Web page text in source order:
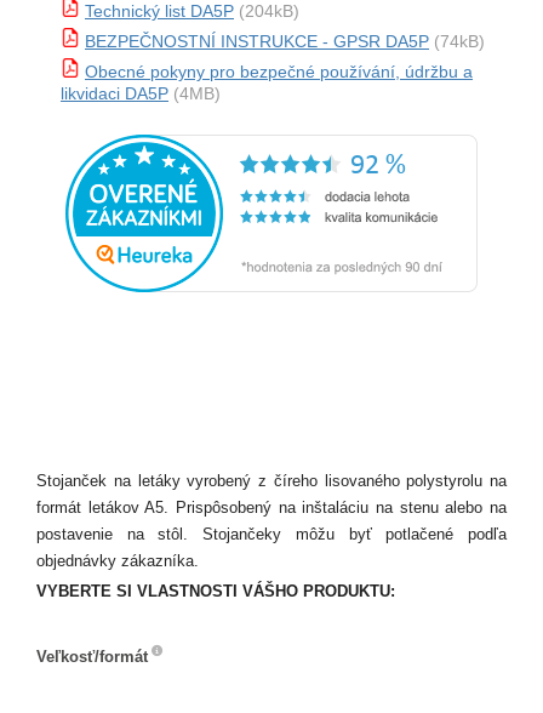
Technický list DA5P (204kB)
BEZPEČNOSTNÍ INSTRUKCE - GPSR DA5P (74kB)
Obecné pokyny pro bezpečné používání, údržbu a
likvidaci DA5P (4MB)
Stojanček na letáky vyrobený z číreho lisovaného polystyrolu na
formát letákov A5. Prispôsobený na inštaláciu na stenu alebo na
postavenie na stôl. Stojančeky môžu byť potlačené podľa
objednávky zákazníka.
VYBERTE SI VLASTNOSTI VÁŠHO PRODUKTU:
Veľkosť/formát